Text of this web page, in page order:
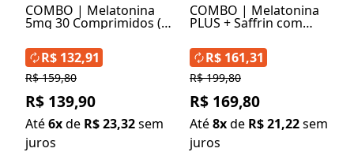
COMBO | Melatonina
5mg 30 Comprimidos (2
R$ 159,80
R$ 139,90
Até6xde R$ 23,32sem
juros
R$ 132,91
COMBO | Melatonina
PLUS + Saffrin com
R$ 199,80
R$ 169,80
Até8xde R$ 21,22sem
juros
R$ 161,31